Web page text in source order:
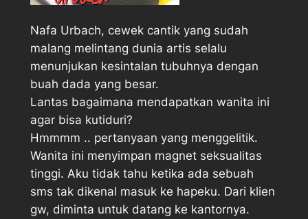
Nafa Urbach, cewek cantik yang sudah
malang melintang dunia artis selalu
menunjukan kesintalan tubuhnya dengan
buah dada yang besar.
Lantas bagaimana mendapatkan wanita ini
agar bisa kutiduri?
Hmmmm .. pertanyaan yang menggelitik.
Wanita ini menyimpan magnet seksualitas
tinggi. Aku tidak tahu ketika ada sebuah
sms tak dikenal masuk ke hapeku. Dari klien
gw, diminta untuk datang ke kantornya.